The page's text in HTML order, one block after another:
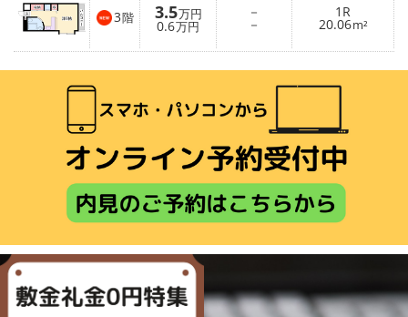
3階 3.5万円
0.6万円
－
－
1R
20.06m²